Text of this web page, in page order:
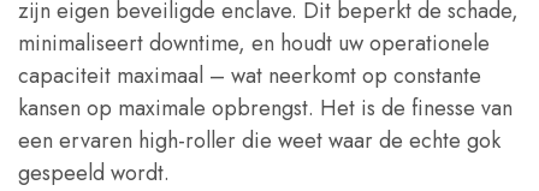
zijn eigen beveiligde enclave. Dit beperkt de schade,
minimaliseert downtime, en houdt uw operationele
capaciteit maximaal – wat neerkomt op constante
kansen op maximale opbrengst. Het is de finesse van
een ervaren high-roller die weet waar de echte gok
gespeeld wordt.